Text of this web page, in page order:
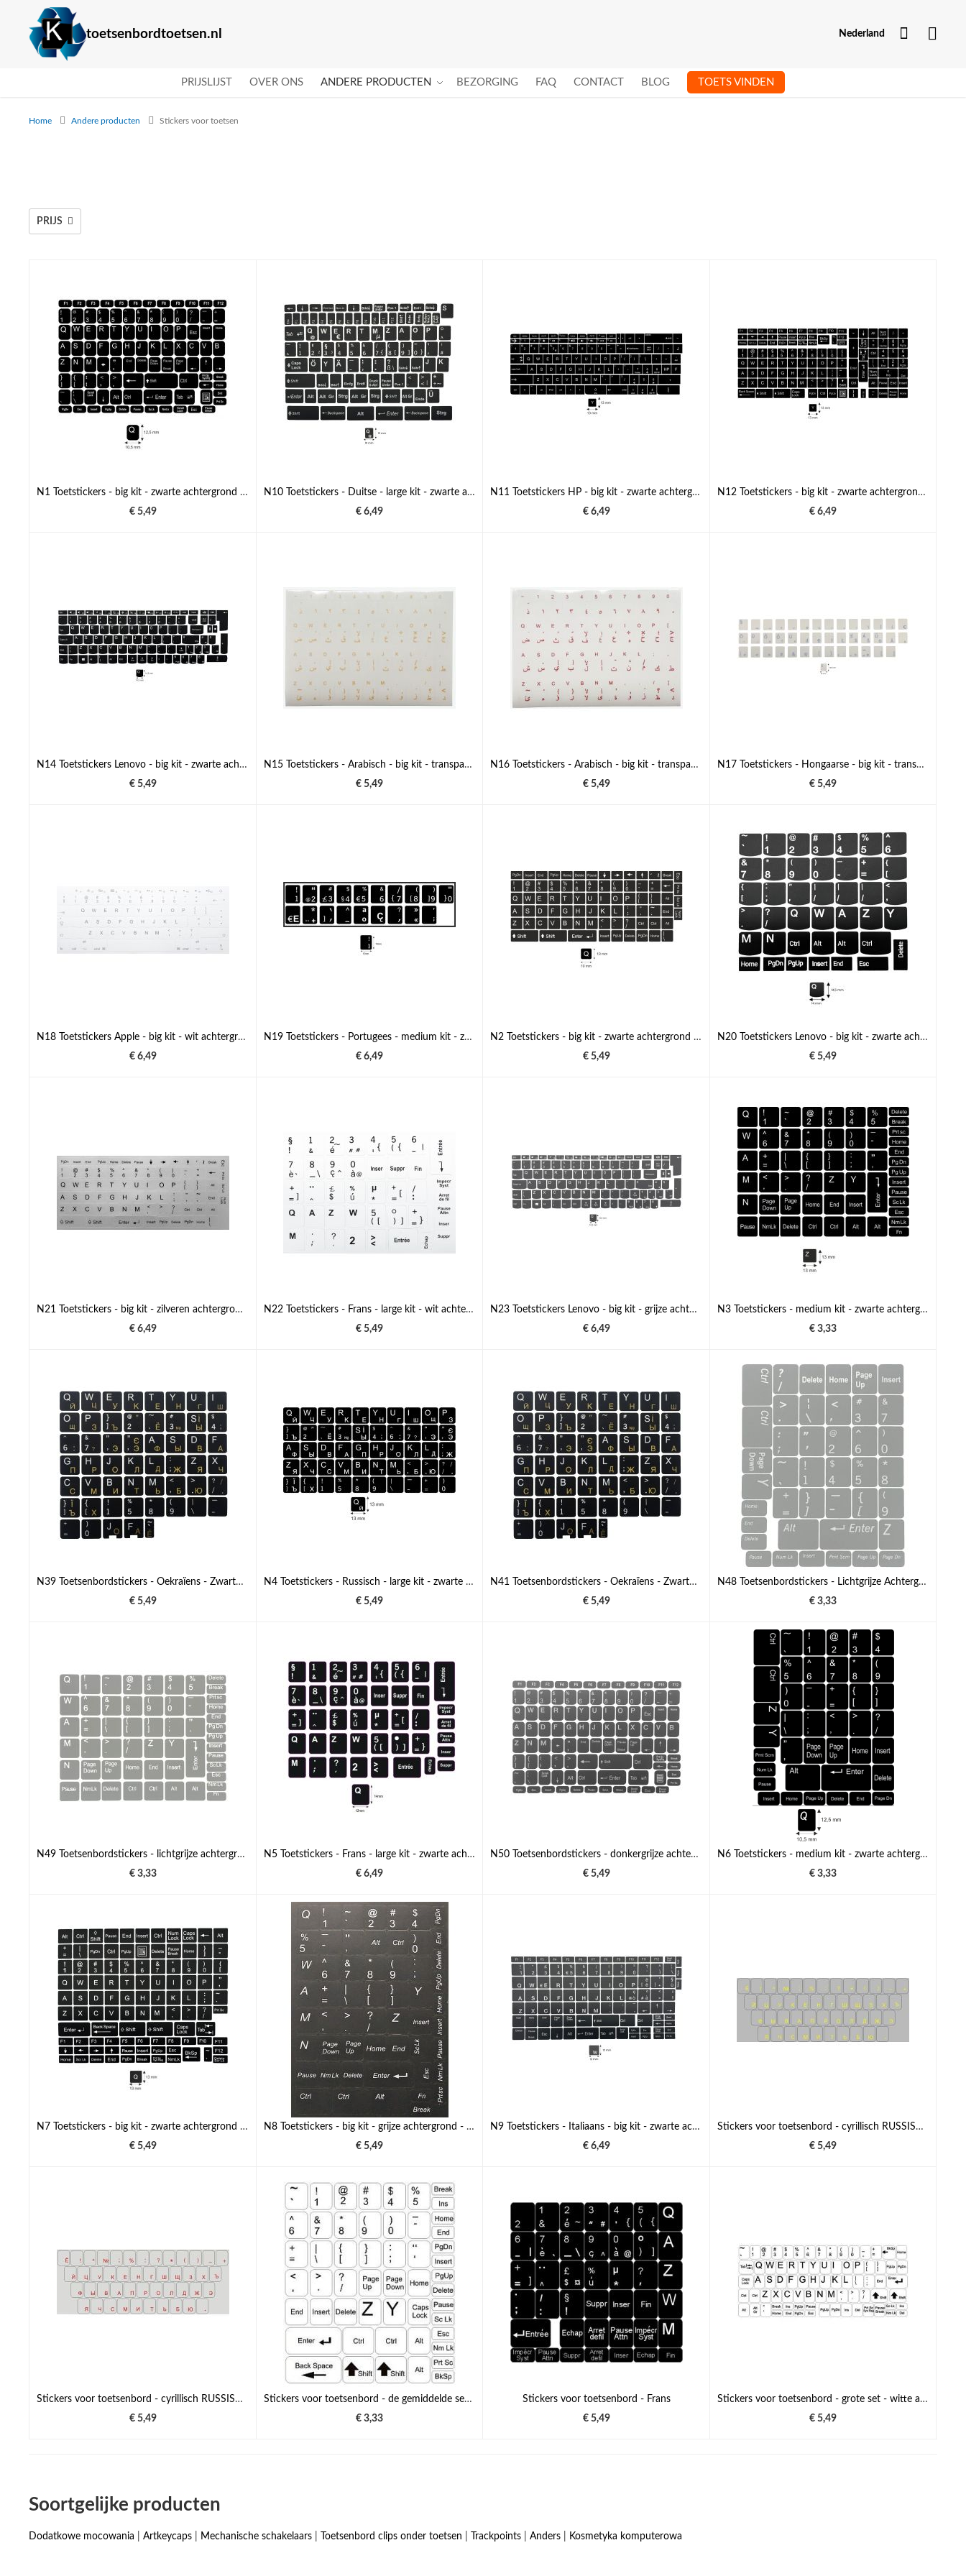
toetsenbordtoetsen.nl Nederland
Mijn
PRIJSLIJST OVER ONS ANDERE PRODUCTEN BEZORGING FAQ CONTACT BLOG TOETS VINDEN
Home Andere producten Stickers voor toetsen
PRIJS
N1 Toetstickers - big kit - zwarte achtergrond - 12,5:10,5mm
€ 5,49
N10 Toetstickers - Duitse - large kit - zwarte achtergrond - 13:10 mm
€ 6,49
N11 Toetstickers HP - big kit - zwarte achtergrond - 13:13mm
€ 6,49
N12 Toetstickers - big kit - zwarte achtergrond - 13:13mm
€ 6,49
N14 Toetstickers Lenovo - big kit - zwarte achtergrond - 14,5:14,5mm
€ 5,49
N15 Toetstickers - Arabisch - big kit - transparante achtergrond - 12mm x 10mm
€ 5,49
N16 Toetstickers - Arabisch - big kit - transparante achtergrond - 12mm x 10mm
€ 5,49
N17 Toetstickers - Hongaarse - big kit - transparante achtergrond - 13:13mm
€ 5,49
N18 Toetstickers Apple - big kit - wit achtergrond - 14:14mm
€ 6,49
N19 Toetstickers - Portugees - medium kit - zwarte achtergrond - 14:12 mm
€ 6,49
N2 Toetstickers - big kit - zwarte achtergrond - 10:10 mm
€ 5,49
N20 Toetstickers Lenovo - big kit - zwarte achtergrond - 14:14,5mm
€ 5,49
N21 Toetstickers - big kit - zilveren achtergrond - 10:10 mm
€ 6,49
N22 Toetstickers - Frans - large kit - wit achtergrond - 13:10 mm
€ 5,49
N23 Toetstickers Lenovo - big kit - grijze achtergrond - 14,5:14,5mm
€ 6,49
N3 Toetstickers - medium kit - zwarte achtergrond - 13:13 mm
€ 3,33
N39 Toetsenbordstickers - Oekraïens - Zwarte Achtergrond - Grote Set - 13mm x 13mm
€ 5,49
N4 Toetstickers - Russisch - large kit - zwarte achtergrond - 13:13 mm
€ 5,49
N41 Toetsenbordstickers - Oekraïens - Zwarte Achtergrond - 13mm x 13mm
€ 5,49
N48 Toetsenbordstickers - Lichtgrijze Achtergrond - Middelgrote Set - 12,5mm x 10,5mm
€ 3,33
N49 Toetsenbordstickers - lichtgrijze achtergrond - middelgrote set - 13mm x 13mm
€ 3,33
N5 Toetstickers - Frans - large kit - zwarte achtergrond - 14:12 mm
€ 6,49
N50 Toetsenbordstickers - donkergrijze achtergrond - grote set - 12,5mm x 0,5mm
€ 5,49
N6 Toetstickers - medium kit - zwarte achtergrond - 12,5:10,5 mm
€ 3,33
N7 Toetstickers - big kit - zwarte achtergrond - 13:13mm
€ 5,49
N8 Toetstickers - big kit - grijze achtergrond - 12,5:10,5mm
€ 5,49
N9 Toetstickers - Italiaans - big kit - zwarte achtergrond - 12:12mm
€ 6,49
Stickers voor toetsenbord - cyrillisch RUSSISCH - gele ondertitels
€ 5,49
Stickers voor toetsenbord - cyrillisch RUSSISCH - rode ondertitels
€ 5,49
Stickers voor toetsenbord - de gemiddelde set - witte achtergrond
€ 3,33
Stickers voor toetsenbord - Frans
€ 5,49
Stickers voor toetsenbord - grote set - witte achtergrond
€ 5,49
Soortgelijke producten
Dodatkowe mocowania |Artkeycaps Mechanische schakelaars Toetsenbord clips onder toetsen Trackpoints |Anders Kosmetyka komputerowa